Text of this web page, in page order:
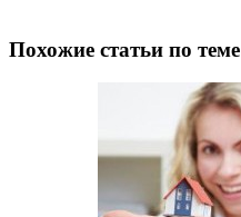
Похожие статьи по теме